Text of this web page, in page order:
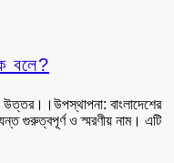
বলে?
উত্তর।।উপস্থাপনা: বাংলাদেশের
গুরুত্বপূর্ণ ও স্মরণীয় নাম। এটি